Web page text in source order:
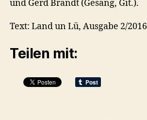
und Gerd Brandt (Gesang, Git.).
Text: Land un Lü, Ausgabe 2/2016
Teilen mit: